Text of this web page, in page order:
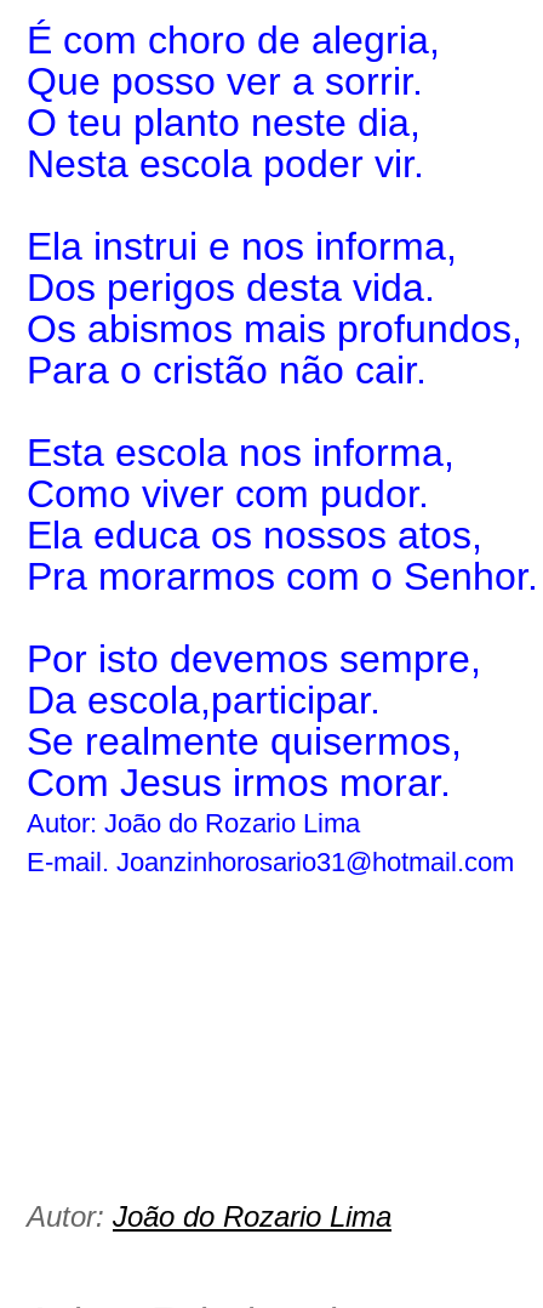
É com choro de alegria,
Que posso ver a sorrir.
O teu planto neste dia,
Nesta escola poder vir.
Ela instrui e nos informa,
Dos perigos desta vida.
Os abismos mais profundos,
Para o cristão não cair.
Esta escola nos informa,
Como viver com pudor.
Ela educa os nossos atos,
Pra morarmos com o Senhor.
Por isto devemos sempre,
Da escola,participar.
Se realmente quisermos,
Com Jesus irmos morar.
Autor: João do Rozario Lima
E-mail. Joanzinhorosario31@hotmail.com
Autor: João do Rozario Lima